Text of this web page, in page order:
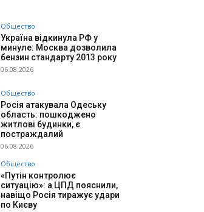
Общество
Україна відкинула РФ у
минуле: Москва дозволила
бензин стандарту 2013 року
06.08.2026
Общество
Росія атакувала Одеську
область: пошкоджено
житлові будинки, є
постраждалий
06.08.2026
Общество
«Путін контролює
ситуацію»: а ЦПД пояснили,
навіщо Росія тиражує удари
по Києву